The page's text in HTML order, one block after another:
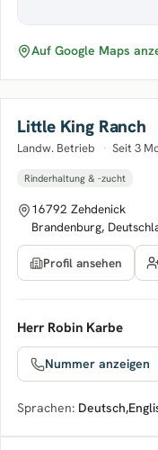
Auf Google Maps
Little King Ranch
Landw. Betrieb · Seit 3
Rinderhaltung & -zucht
16792 Zehdenick
Brandenburg,
Profil ansehen
Herr Robin Karbe
Nummer anzeigen
Sprachen: Deutsch,